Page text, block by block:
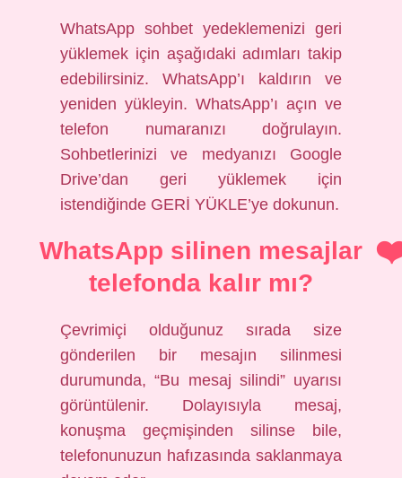
WhatsApp sohbet yedeklemenizi geri
yüklemek için aşağıdaki adımları takip
edebilirsiniz. WhatsApp’ı kaldırın ve
yeniden yükleyin. WhatsApp’ı açın ve
telefon numaranızı doğrulayın.
Sohbetlerinizi ve medyanızı Google
Drive’dan geri yüklemek için
istendiğinde GERİ YÜKLE’ye dokunun.
WhatsApp silinen mesajlar
telefonda kalır mı?
Çevrimiçi olduğunuz sırada size
gönderilen bir mesajın silinmesi
durumunda, “Bu mesaj silindi” uyarısı
görüntülenir. Dolayısıyla mesaj,
konuşma geçmişinden silinse bile,
telefonunuzun hafızasında saklanmaya